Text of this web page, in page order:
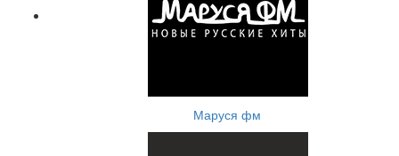
Маруся фм